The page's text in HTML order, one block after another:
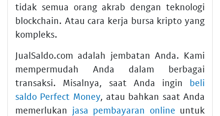
tidak semua orang akrab dengan teknologi
blockchain. Atau cara kerja bursa kripto yang
kompleks.
JualSaldo.com adalah jembatan Anda. Kami
mempermudah Anda dalam berbagai
transaksi. Misalnya, saat Anda ingin beli
saldo Perfect Money, atau bahkan saat Anda
memerlukan jasa pembayaran online untuk